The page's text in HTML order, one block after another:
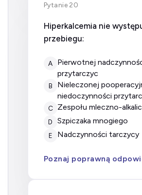
Pytanie 20
Hiperkalcemia nie
przebiegu:
A
pierwotnej nadczynności
przytarczyc
B
nieleczonej pooperacyjnej
niedoczynności
C zespołu mleczno-
D szpiczaka mnogiego
E nadczynności tarczycy
Poznaj poprawną